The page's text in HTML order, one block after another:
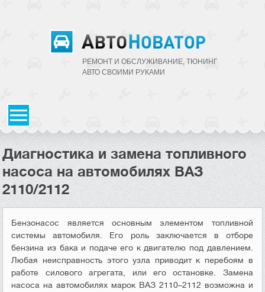
РЕМОНТ И ОБСЛУЖИВАНИЕ, ТЮНИНГ
АВТО CВОИМИ РУКАМИ
Диагностика и замена топливного
насоса на автомобилях ВАЗ
2110/2112
Бензонасос является основным элементом топливной
системы автомобиля. Его роль заключается в отборе
бензина из бака и подаче его к двигателю под давлением.
Любая неисправность этого узла приводит к перебоям в
работе силового агрегата, или его остановке. Замена
насоса на автомобилях марок ВАЗ 2110–2112 возможна и